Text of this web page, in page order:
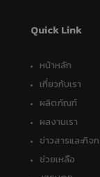
Quick Link
หน้าหลัก
เกี่ยวกับเรา
ผลิตภัณฑ์
ผลงานเรา
ข่าวสารและกิจ
ช่วยเหลือ